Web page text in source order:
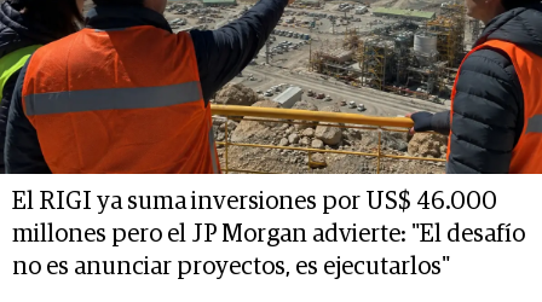
El RIGI ya suma inversiones por US$ 46.000
millones pero el JP Morgan advierte: "El desafío
no es anunciar proyectos, es ejecutarlos"